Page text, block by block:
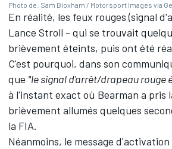
Photo de: Sam Bloxham / Motorsport Images via
En réalité, les feux rouges (signal
Lance Stroll - qui se trouvait
brièvement éteints, puis ont été
C'est pourquoi, dans son
que "le signal d'arrêt/drapeau rouge
à l'instant exact où Bearman a pris
brièvement allumés quelques
la FIA.
Néanmoins, le message